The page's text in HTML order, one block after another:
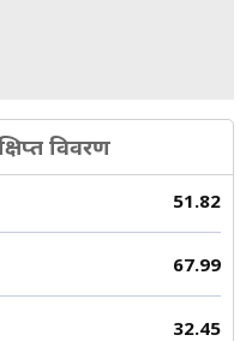
विवरण
51.82
67.99
32.45